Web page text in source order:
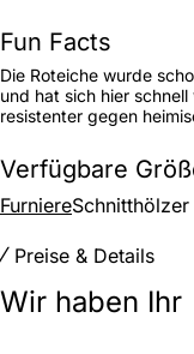
Fun Facts
Die Roteiche wurde
und hat sich hier
resistenter gegen
Verfügbare
FurniereSchnitthölzer
Preise & Details
Wir haben